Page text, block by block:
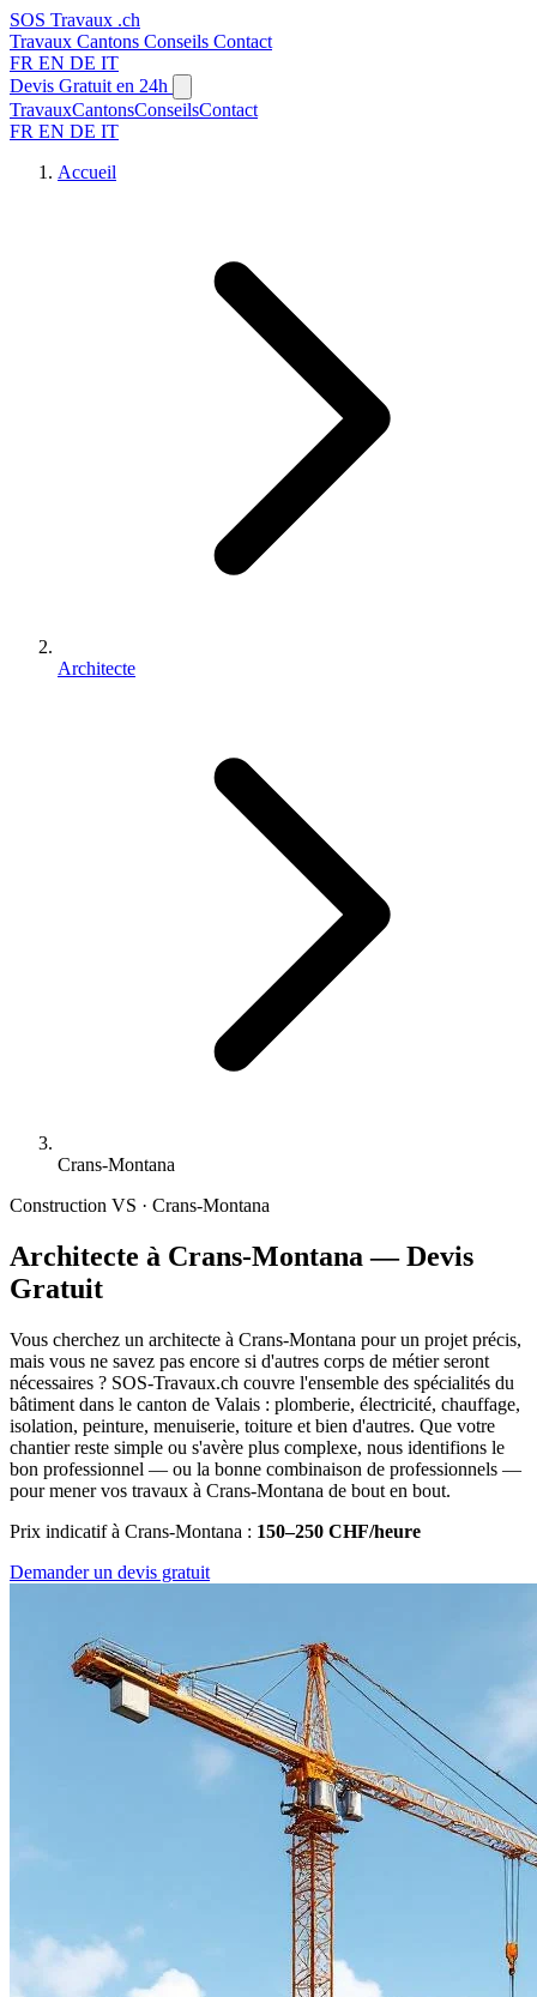
SOS Travaux .ch
Travaux Cantons Conseils Contact
FR EN DE IT
Devis Gratuit en 24h
TravauxCantonsConseilsContact
FR EN DE IT
Accueil
Architecte
Crans-Montana
Construction VS · Crans-Montana
Architecte à Crans-Montana — Devis
Gratuit
Vous cherchez un architecte à Crans-Montana pour un projet précis,
mais vous ne savez pas encore si d'autres corps de métier seront
nécessaires ? SOS-Travaux.ch couvre l'ensemble des spécialités du
bâtiment dans le canton de Valais : plomberie, électricité, chauffage,
isolation, peinture, menuiserie, toiture et bien d'autres. Que votre
chantier reste simple ou s'avère plus complexe, nous identifions le
bon professionnel — ou la bonne combinaison de professionnels —
pour mener vos travaux à Crans-Montana de bout en bout.
Prix indicatif à Crans-Montana : 150–250 CHF/heure
Demander un devis gratuit